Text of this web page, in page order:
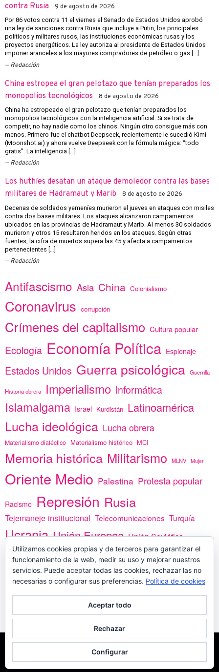
contra Rusia
9 de agosto de 2026
Por 86 votos contra 11 el viernes el Senado de Estados Unidos aprobó
una ley de sanciones contra Rusia que incluye a Putin, los principales
políticos y militares rusos, las instituciones económicas rusas y los
proyectos energéticos. La ley autoriza al presidente de Estados Unidos
imponer aranceles a los mayores compradores de petróleo o gas […]
Redacción
China estropea el gran pelotazo que tenían preparados los
monopolios tecnológicos
8 de agosto de 2026
China ha estropeado el gran pelotazo que tenían preparados los
monopolios tecnológicos con la inteligencia artificial. Si se trata de
competir, no hay nadie como los chinos. Ningún otro consigue más con
menos. Primero fue el chatbot Deepseek, recientemente le sucedió Kimi
(Moonshot.ai) y ahora vuelve Deepseek con la fórmula mágica: “todo
gratis”. La inteligencia […]
Redacción
Los huthíes desatan un ataque demoledor contra las bases
militares de Hadramaut y Marib
8 de agosto de 2026
Decenas de soldados yemeníes murieron el jueves en ataques con misiles
contra dos bases militares. Los ataques alcanzaron campamentos
ubicados en las provincias de Hadramaut y Marib. Al menos 30 soldados
murieron y otros 15 resultaron heridos en los ataques. Según otras
fuentes, la cifra de muertos supera las 45 y afecta a campamentos
pertenecientes […]
Redacción
Antifascismo Asia China Colonialismo
Coronavirus corrupción
Crímenes del capitalismo Cultura popular
Ecología Economía Política Espionaje
Estados Unidos Guerra psicológica Guerrilla
Historia obrera Imperialismo Informática
Islamalgama Israel Kurdistán Latinoamérica
Lucha ideológica Lucha obrera
Materialismo dialéctico Materialismo histórico MCI
Memoria histórica Militarismo MLNV Mujer
Oriente Medio Palestina Protesta popular
Racismo Represión Rusia
Tejemaneje institucional Telecomunicaciones Turquía
Ucrania Unión Europea Unión Soviética
vacunas Yemen África
PREGÚNTANOS
MADE WITH
PORWPLOOK THEMES
Utilizamos cookies propias y de terceros para garantizar el
funcionamiento de la web, medir su uso y mejorar nuestros
servicios. Puede aceptar todas las cookies, rechazar las no
necesarias o configurar sus preferencias. Política de cookies
Aceptar todo
Rechazar
Configurar